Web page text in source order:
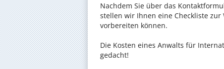
Nachdem Sie über das
stellen wir Ihnen eine Checkliste
vorbereiten können.
Die Kosten eines Anwalts für
gedacht!